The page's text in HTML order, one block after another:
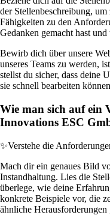
der Stellenbeschreibung,
Fähigkeiten zu den
Gedanken gemacht hast
Bewirb dich über unsere
unseres Teams zu werden,
stellst du sicher, dass deine
sie schnell bearbeiten
Wie man sich auf ein
Innovations ESC
✨Verstehe die
Mach dir ein genaues Bild
Instandhaltung. Lies die
überlege, wie deine
konkrete Beispiele vor, die
ähnliche Herausforderungen